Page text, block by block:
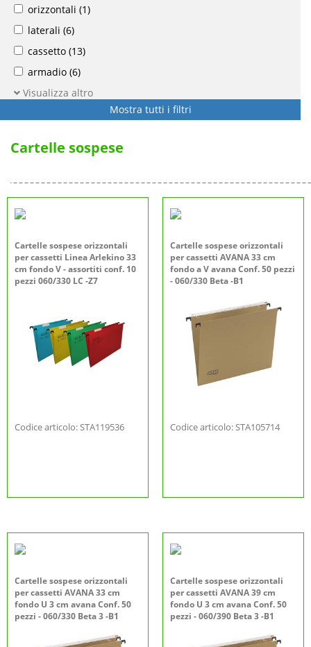
orizzontali (1)
laterali (6)
cassetto (13)
armadio (6)
Visualizza altro
Mostra tutti i filtri
Cartelle sospese
Cartelle sospese orizzontali
per cassetti Linea Arlekino 33
cm fondo V - assortiti conf. 10
pezzi 060/330 LC -Z7
Codice articolo: STA119536
Cartelle sospese orizzontali
per cassetti AVANA 33 cm
fondo a V avana Conf. 50 pezzi
- 060/330 Beta -B1
Codice articolo: STA105714
Cartelle sospese orizzontali
per cassetti AVANA 33 cm
fondo U 3 cm avana Conf. 50
pezzi - 060/330 Beta 3 -B1
Cartelle sospese orizzontali
per cassetti AVANA 39 cm
fondo U 3 cm avana Conf. 50
pezzi - 060/390 Beta 3 -B1